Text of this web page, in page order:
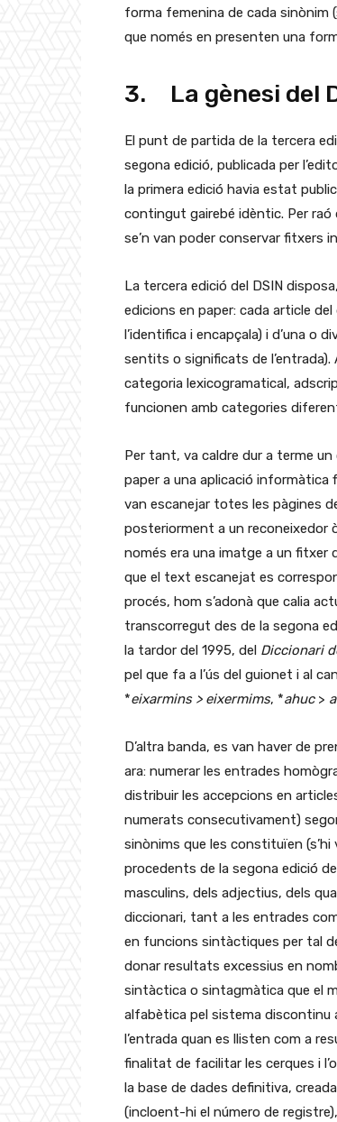
forma femenina de cada sinònim
que només en presenten una
3. La gènesi del
El punt de partida de la tercera
segona edició, publicada per
la primera edició havia estat
contingut gairebé idèntic. Per raó
se’n van poder conservar fitxers
La tercera edició del DSIN
edicions en paper: cada article
l’identifica i encapçala) i d’una o
sentits o significats de
categoria lexicogramatical,
funcionen amb categories
Per tant, va caldre dur a terme
paper a una aplicació informàtica
van escanejar totes les pàgines
posteriorment a un reconeixedor
només era una imatge a un
que el text escanejat es
procés, hom s’adonà que calia
transcorregut des de la segona
la tardor del 1995, del Diccionari
pel que fa a l’ús del guionet i al
*eixarmins > eixermims, *ahuc >
D’altra banda, es van haver de
ara: numerar les entrades
distribuir les accepcions en
numerats consecutivament)
sinònims que les constituïen
procedents de la segona edició
masculins, dels adjectius, dels
diccionari, tant a les entrades
en funcions sintàctiques per tal
donar resultats excessius en
sintàctica o sintagmàtica que el
alfabètica pel sistema discontinu
l’entrada quan es llisten com a
finalitat de facilitar les cerques i
la base de dades definitiva,
(incloent-hi el número de